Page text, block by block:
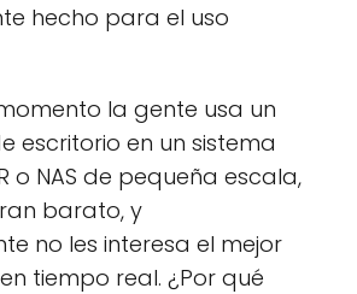
hecho para el uso
la gente usa un
escritorio en un sistema
o NAS de pequeña escala,
barato, y
no les interesa el mejor
tiempo real. ¿Por qué